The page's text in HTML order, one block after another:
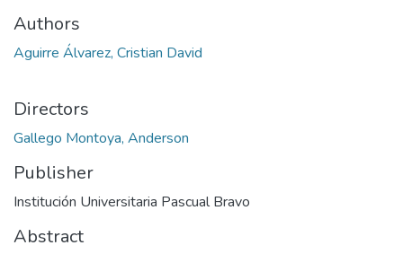
Authors
Aguirre Álvarez, Cristian David
Directors
Gallego Montoya, Anderson
Publisher
Institución Universitaria Pascual Bravo
Abstract